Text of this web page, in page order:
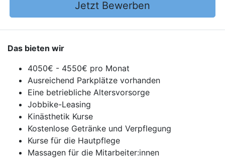
Jetzt Bewerben
Das bieten wir
4050€ - 4550€ pro Monat
Ausreichend Parkplätze vorhanden
Eine betriebliche Altersvorsorge
Jobbike-Leasing
Kinästhetik Kurse
Kostenlose Getränke und Verpflegung
Kurse für die Hautpflege
Massagen für die Mitarbeiter:innen